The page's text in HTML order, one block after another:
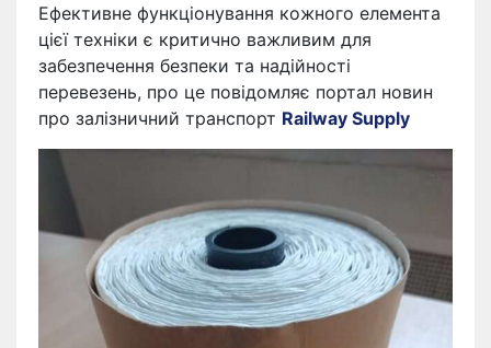
Ефективне функціонування кожного елемента
цієї техніки є критично важливим для
забезпечення безпеки та надійності
перевезень, про це повідомляє портал новин
про залізничний транспорт Railway Supply